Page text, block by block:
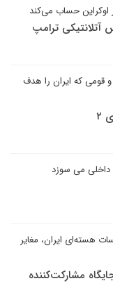
حساب می‌کند
آتلانتیکی ترامپ
و قومی که ایران را هدف
می سوزد
هسته‌ای ایران، مغایر
مشارکت‌کننده